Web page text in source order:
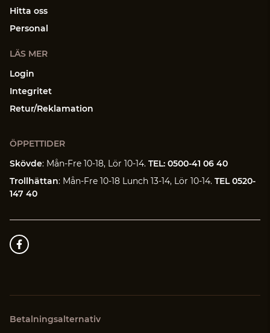
Hitta oss
Personal
LÄS MER
Login
Integritet
Retur/Reklamation
ÖPPETTIDER
Skövde: Mån-Fre 10-18, Lör 10-14. TEL: 0500-41 06 40
Trollhättan: Mån-Fre 10-18 Lunch 13-14, Lör 10-14. TEL 0520-
147 40
Betalningsalternativ